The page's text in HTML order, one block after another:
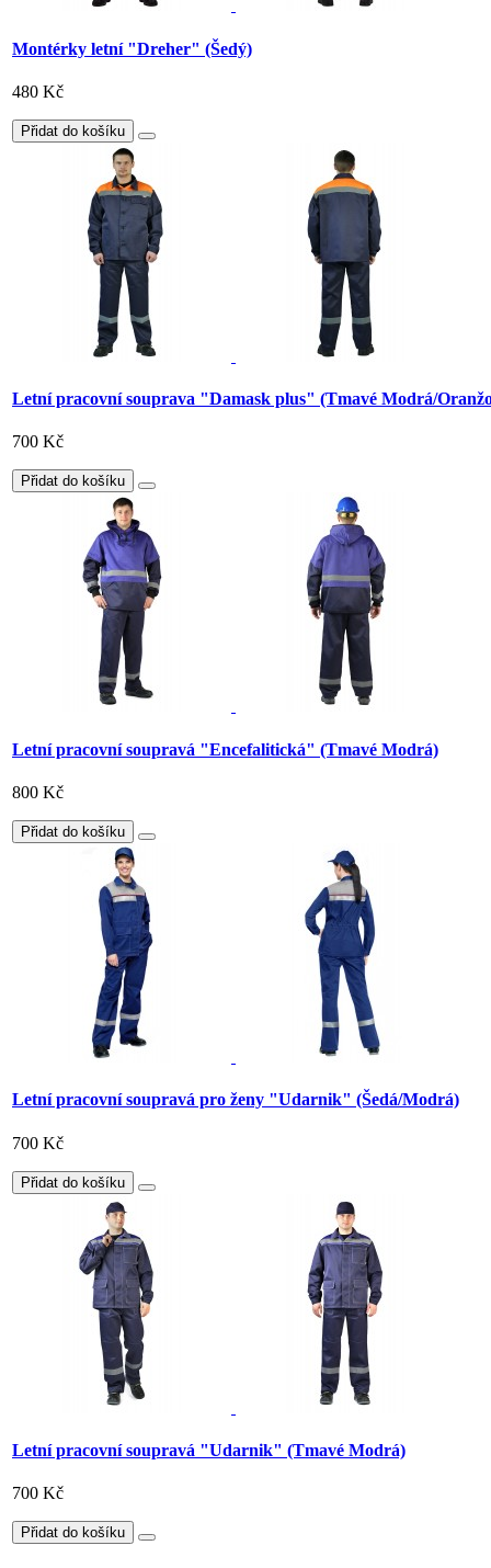
Montérky letní "Dreher" (Šedý)
480 Kč
Přidat do košíku
Letní pracovní souprava "Damask plus" (Tmavé Modrá/
700 Kč
Přidat do košíku
Letní pracovní soupravá "Encefalitická" (Tmavé Modrá)
800 Kč
Přidat do košíku
Letní pracovní soupravá pro ženy "Udarnik" (Šedá/Modrá)
700 Kč
Přidat do košíku
Letní pracovní soupravá "Udarnik" (Tmavé Modrá)
700 Kč
Přidat do košíku